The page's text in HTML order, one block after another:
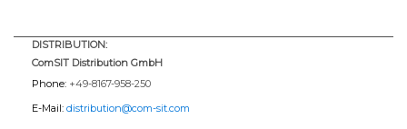
DISTRIBUTION:
ComSIT Distribution GmbH
Phone: +49-8167-958-250
E-Mail: distribution@com-sit.com